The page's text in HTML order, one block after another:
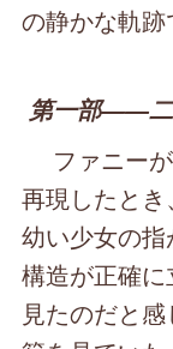
の静かな軌跡
第一部――二
ファニーが
再現したと
幼い少女の
構造が正確
見たのだと